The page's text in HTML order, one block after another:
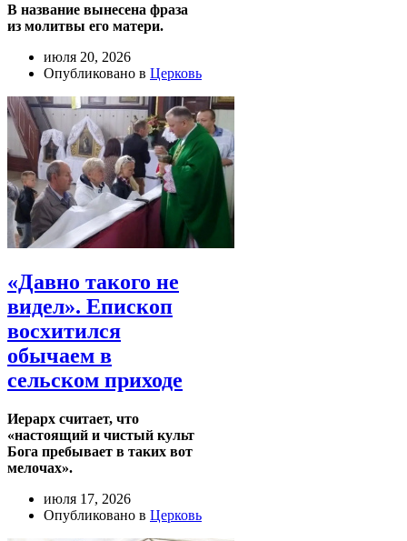
В название вынесена фраза
из молитвы его матери.
июля 20, 2026
Опубликовано в Церковь
«Давно такого не
видел». Епископ
восхитился
обычаем в
сельском приходе
Иерарх считает, что
«настоящий и чистый культ
Бога пребывает в таких вот
мелочах».
июля 17, 2026
Опубликовано в Церковь